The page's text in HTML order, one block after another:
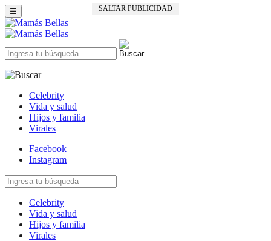
SALTAR PUBLICIDAD
☰
Celebrity
Vida y salud
Hijos y familia
Virales
Facebook
Instagram
Celebrity
Vida y salud
Hijos y familia
Virales